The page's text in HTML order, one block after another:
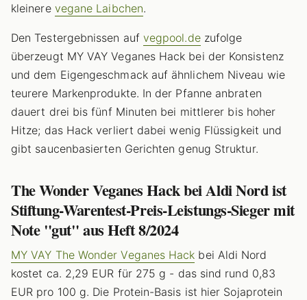
kleinere vegane Laibchen.
Den Testergebnissen auf vegpool.dezufolge
überzeugt MY VAY Veganes Hack bei der Konsistenz
und dem Eigengeschmack auf ähnlichem Niveau wie
teurere Markenprodukte. In der Pfanne anbraten
dauert drei bis fünf Minuten bei mittlerer bis hoher
Hitze; das Hack verliert dabei wenig Flüssigkeit und
gibt saucenbasierten Gerichten genug Struktur.
The Wonder Veganes Hack bei Aldi Nord ist
Stiftung-Warentest-Preis-Leistungs-Sieger mit
Note "gut" aus Heft 8/2024
MY VAY The Wonder Veganes Hack bei Aldi Nord
kostet ca. 2,29 EUR für 275 g - das sind rund 0,83
EUR pro 100 g. Die Protein-Basis ist hier Sojaprotein